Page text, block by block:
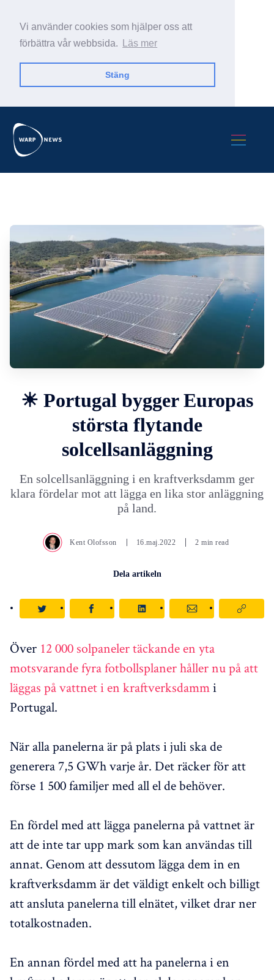
Vi använder cookies som hjälper oss att
förbättra vår webbsida.
Läs mer
Stäng
☀ Portugal bygger Europas
största flytande
solcellsanläggning
En solcellsanläggning i en kraftverksdamm ger
klara fördelar mot att lägga en lika stor anläggning
på land.
Kent Olofsson 16.maj.2022 2 min read
Dela artikeln
Över 12 000 solpaneler täckande en yta
motsvarande fyra fotbollsplaner håller nu på att
läggas på vattnet i en kraftverksdammi
Portugal.
När alla panelerna är på plats i juli ska de
generera 7,5 GWh varje år. Det räcker för att
förse 1 500 familjer med all el de behöver.
En fördel med att lägga panelerna på vattnet är
att de inte tar upp mark som kan användas till
annat. Genom att dessutom lägga dem in en
kraftverksdamm är det väldigt enkelt och billigt
att ansluta panelerna till elnätet, vilket drar ner
totalkostnaden.
En annan fördel med att ha panelerna i en